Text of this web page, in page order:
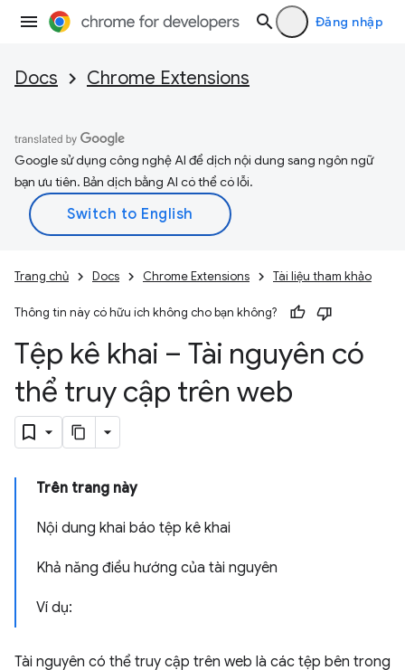
Đăng nhập
Docs Chrome Extensions
Google sử dụng công nghệ AI để dịch nội dung sang ngôn ngữ
bạn ưu tiên. Bản dịch bằng AI có thể có lỗi.
Trang chủ Docs Chrome Extensions Tài liệu tham khảo
Thông tin này có hữu ích không cho bạn không?
Tệp kê khai – Tài nguyên có
thể truy cập trên web
Trên trang này
Nội dung khai báo tệp kê khai
Khả năng điều hướng của tài nguyên
Ví dụ:
Tài nguyên có thể truy cập trên web là các tệp bên trong